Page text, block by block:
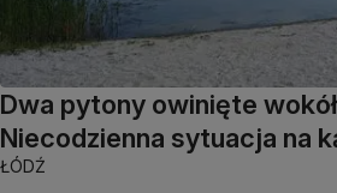
Dwa pytony owinięte
Niecodzienna sytuacja na
ŁÓDŹ